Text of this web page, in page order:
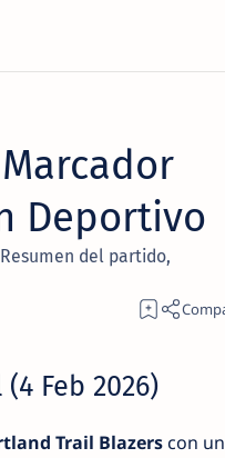
Deportivo
del partido,
Feb 2026)
Trail Blazerscon un